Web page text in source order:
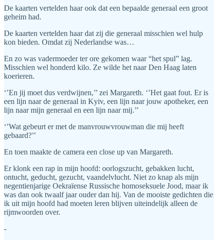
De kaarten vertelden haar ook dat een bepaalde generaal een groot
geheim had.
De kaarten vertelden haar dat zij die generaal misschien wel hulp
kon bieden. Omdat zij Nederlandse was…
En zo was vadermoeder ter ore gekomen waar “het spul” lag.
Misschien wel honderd kilo. Ze wilde het naar Den Haag laten
koerieren.
‘’En jij moet dus verdwijnen,’’ zei Margareth. ‘’Het gaat fout. Er is
een lijn naar de generaal in Kyiv, een lijn naar jouw apotheker, een
lijn naar mijn generaal en een lijn naar mij.’’
‘’Wat gebeurt er met de manvrouwvrouwman die mij heeft
gebaard?’’
En toen maakte de camera een close up van Margareth.
Er klonk een rap in mijn hoofd: oorlogszucht, gebakken lucht,
ontucht, geducht, gezucht, vaandelvlucht. Niet zo knap als mijn
negentienjarige Oekraïense Russische homoseksuele Jood, maar ik
was dan ook twaalf jaar ouder dan hij. Van de mooiste gedichten die
ik uit mijn hoofd had moeten leren blijven uiteindelijk alleen de
rijmwoorden over.
-